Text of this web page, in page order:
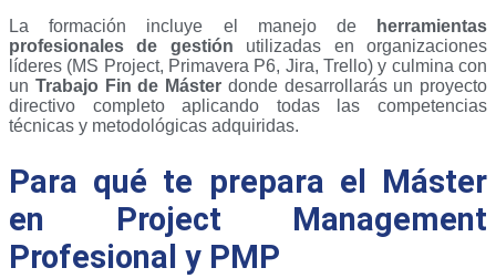
La formación incluye el manejo de
herramientas
profesionales de gestión utilizadas en organizaciones
líderes (MS Project, Primavera P6, Jira, Trello) y culmina con
un Trabajo Fin de Máster donde desarrollarás un proyecto
directivo completo aplicando todas las competencias
técnicas y metodológicas adquiridas.
Para qué te prepara el Máster
en Project Management
Profesional y PMP